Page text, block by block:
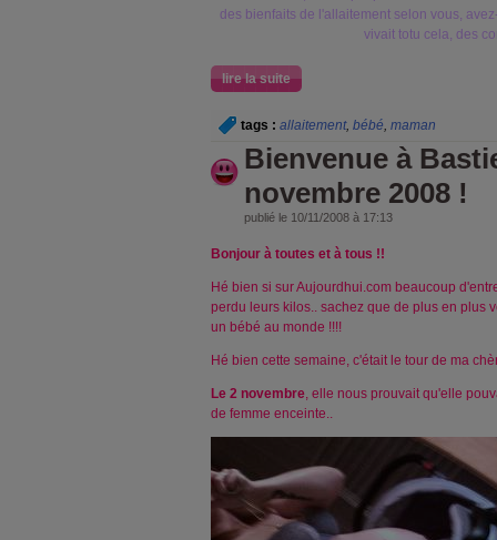
des bienfaits de l'allaitement selon vous,
vivait totu cela, des
lire la suite
tags : allaitement, bébé, maman
Bienvenue à
novembre 2008 !
publié le 10/11/2008 à 17:13
Bonjour à toutes et à tous !!
Hé bien si sur Aujourdhui.com beaucoup
perdu leurs kilos.. sachez que de plus en plus
un bébé au monde !!!!
Hé bien cette semaine, c'était le tour de ma
Le 2 novembre, elle nous prouvait qu'elle
de femme enceinte..